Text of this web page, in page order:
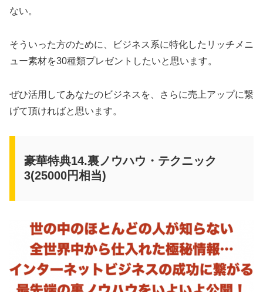
ない。
そういった方のために、ビジネス系に特化したリッチメニ
ュー素材を30種類プレゼントしたいと思います。
ぜひ活用してあなたのビジネスを、さらに売上アップに繋
げて頂ければと思います。
豪華特典14.裏ノウハウ・テクニック
3(25000円相当)